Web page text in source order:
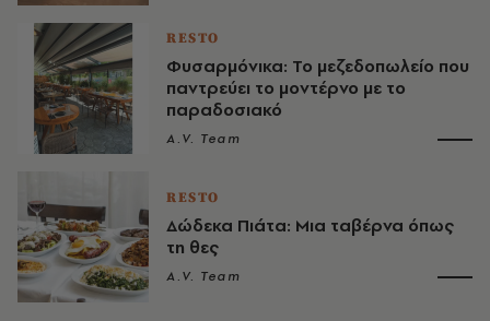
RESTO
Φυσαρμόνικα: Το μεζεδοπωλείο που
παντρεύει το μοντέρνο με το
παραδοσιακό
A.V. Team
RESTO
Δώδεκα Πιάτα: Μια ταβέρνα όπως
τη θες
A.V. Team